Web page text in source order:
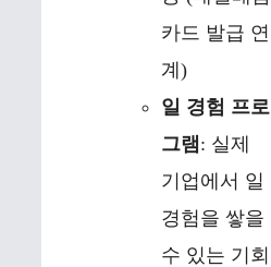
카드 발급 연
계)
일 경험 프로
그램 : 실제
기업에서 일
경험을 쌓을
수 있는 기회